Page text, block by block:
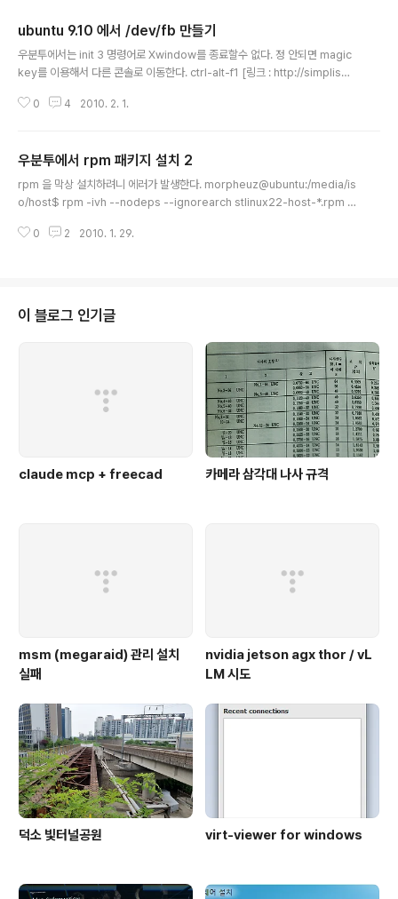
ubuntu 9.10 에서 /dev/fb 만들기
우분투에서는 init 3 명령어로 Xwindow를 종료할수 없다. 정 안되면 magic
key를 이용해서 다른 콘솔로 이동한다. ctrl-alt-f1 [링크 : http://simplism.
리고 /etc/grub.d 로 나뉘는데, 수정은 /etc/default/grub를 한뒤, sudo up
본인데, vga=791 를 추가해준다. 791의 의미는 1024x768에 16bit color
의 framebuffer를 생..
0 4 2010. 2. 1.
우분투에서 rpm 패키지 설치 2
rpm 을 막상 설치하려니 에러가 발생한다. morpheuz@ubuntu:/media/is
o/host$ rpm -ivh --nodeps --ignorearch stlinux22-host-*.rpm rp
really sure use --force-debian switch. See README.Debian for
0 2 2010. 1. 29.
이 블로그 인기글
claude mcp + freecad 카메라 삼각대 나사 규격
msm (megaraid) 관리 설치
실패
nvidia jetson agx thor / vL
LM 시도
덕소 빛터널공원 virt-viewer for windows